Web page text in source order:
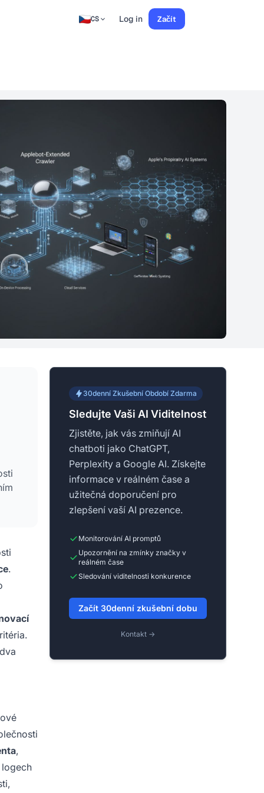
CS Log in Začít
.
,
30denní Zkušební Období Zdarma
Sledujte Vaši AI Viditelnost
Zjistěte, jak vás zmiňují AI
chatboti jako ChatGPT,
Perplexity a Google AI. Získejte
informace v reálném čase a
užitečná doporučení pro
zlepšení vaší AI prezence.
Monitorování AI promptů
Upozornění na zmínky značky v
reálném čase
Sledování viditelnosti konkurence
Začít 30denní zkušební dobu
Kontakt →